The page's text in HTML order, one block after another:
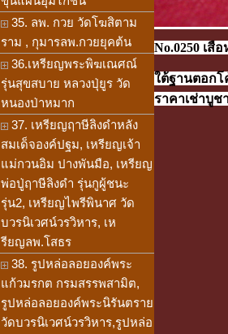
35. ลพ. กวย วัดโฆสิตาม
ราม , กุมารลพ.กวยยุคต้น
36.เหรียญพระพิฆเณศณ์
รุ่นสุขสบาย หลวงปุ่ยูร วัด
หนองป่าหมาก
37. เหรียญฤาษีลิงดำหลัง
สมเด็จองค์ปฐม, เหรียญเจ้า
แม่กวนอิม ปางพันมือ, เหรียญ
พ่อปู่ฤาษีลิงดำ รุ่นกูผู้ชนะ
รุ่น2, เหรียญไพรีพินาศ วัด
บวรนิเวศน์วรวิหาร, เห
รียญลพ.โสธร
38. รูปหล่อลอยองค์พระ
แก้วมรกต กรมสรรพสามิต,
รูปหล่อลอยองค์พระนิรันตราย
วัดบวรนิเวศน์วรวิหาร,รูปหล่อ
No.0250 เสื
ใต้ฐานตอกโ
ราคาเช่าบูช